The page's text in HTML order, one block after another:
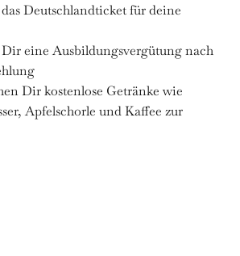
Deutschlandticket für deine
eine Ausbildungsvergütung nach
Dir kostenlose Getränke wie
Apfelschorle und Kaffee zur